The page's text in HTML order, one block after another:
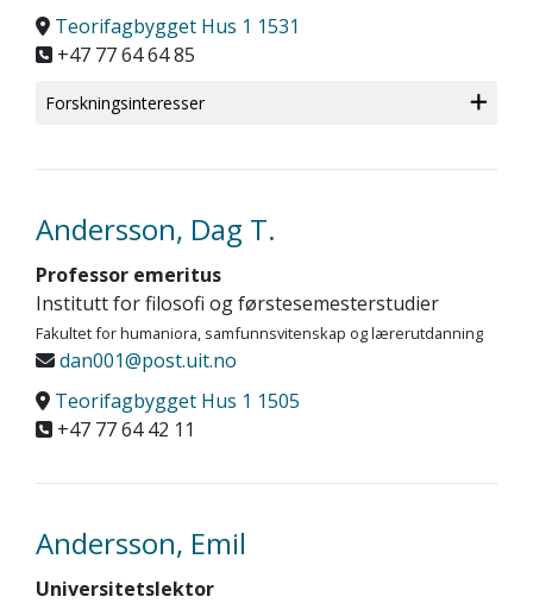
Teorifagbygget Hus 1 1531
+47 77 64 64 85
Forskningsinteresser
Andersson, Dag T.
Professor emeritus
Institutt for filosofi og førstesemesterstudier
Fakultet for humaniora, samfunnsvitenskap og lærerutdanning
dan001@post.uit.no
Teorifagbygget Hus 1 1505
+47 77 64 42 11
Andersson, Emil
Universitetslektor